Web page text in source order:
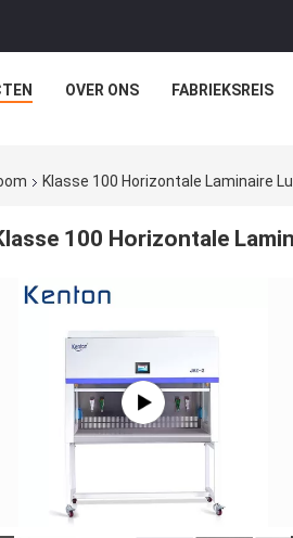
OVER ONS FABRIEKSREIS
Klasse 100 Horizontale Laminaire
100 Horizontale